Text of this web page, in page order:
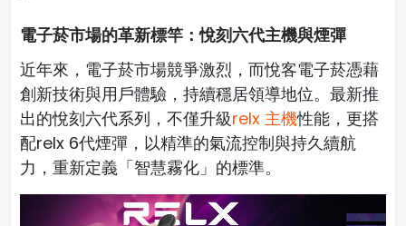
電子菸市場的革新標竿：悅刻六代主機與煙彈
近年來，電子菸市場競爭激烈，而悅客電子菸憑藉
創新技術與用戶體驗，持續穩居領導地位。最新推
出的悅刻六代系列，不僅升級relx 主機性能，更搭
配relx 6代煙彈，以精準的氣流控制與持久續航
力，重新定義「智慧霧化」的標準。